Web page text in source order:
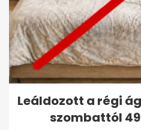
Leáldozott a régi
szombattól